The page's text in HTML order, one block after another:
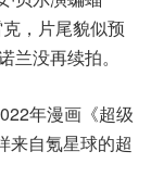
，片尾貌似预
兰没再续拍。
年漫画《超级
来自氪星球的超